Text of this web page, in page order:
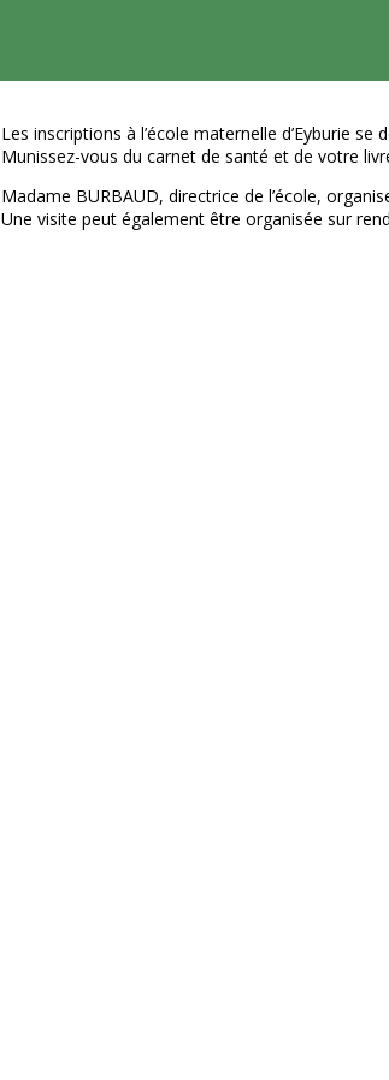
Les inscriptions à l’école maternelle d’Eyburie se
Munissez-vous du carnet de santé et de votre
Madame BURBAUD, directrice de l’école,
Une visite peut également être organisée sur